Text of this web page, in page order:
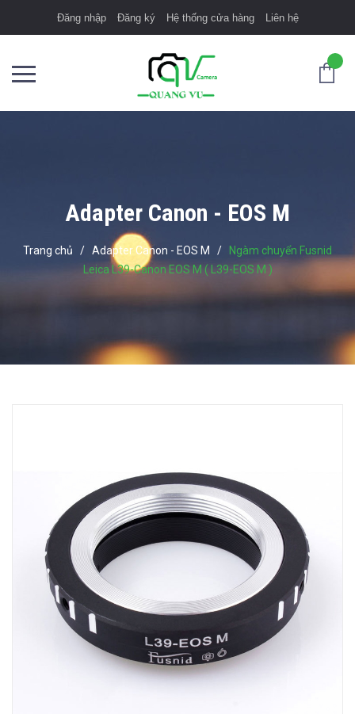
Đăng nhập Đăng ký Hệ thống cửa hàng Liên hệ
Adapter Canon - EOS M
Trang chủ / Adapter Canon - EOS M / Ngàm chuyển Fusnid
Leica L39-Canon EOS M ( L39-EOS M )